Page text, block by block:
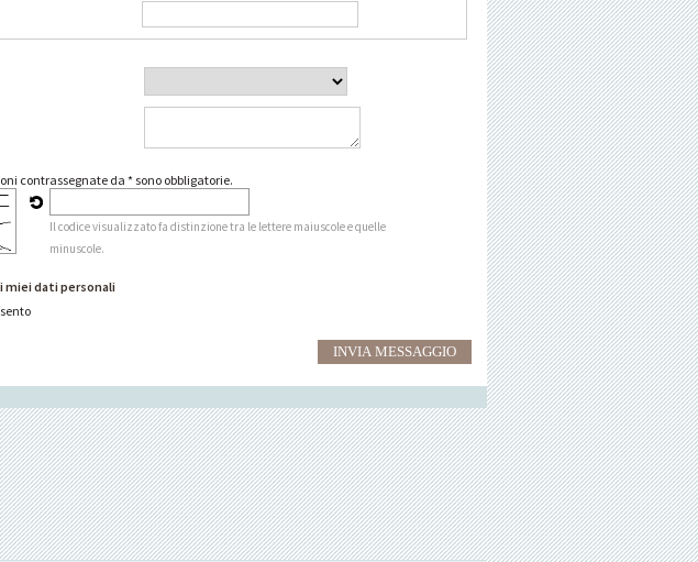
Il codice visualizzato fa distinzione tra le lettere maiuscole e quelle
minuscole.
contrassegnate da * sono obbligatorie.
dati personali